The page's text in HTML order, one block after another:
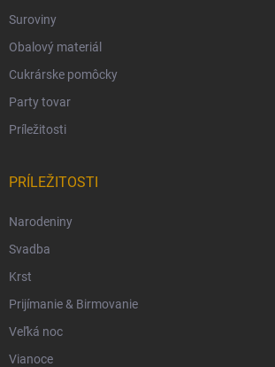
Suroviny
Obalový materiál
Cukrárske pomôcky
Party tovar
Príležitosti
PRÍLEŽITOSTI
Narodeniny
Svadba
Krst
Prijímanie & Birmovanie
Veľká noc
Vianoce